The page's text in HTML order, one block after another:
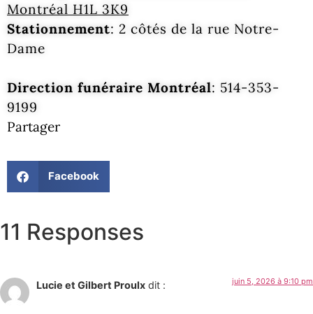
Montréal H1L 3K9
Stationnement: 2 côtés de la rue Notre-
Dame
Direction funéraire Montréal: 514-353-
9199
Partager
Facebook
11 Responses
Lucie et Gilbert Proulx dit : juin 5, 2026 à 9:10 pm